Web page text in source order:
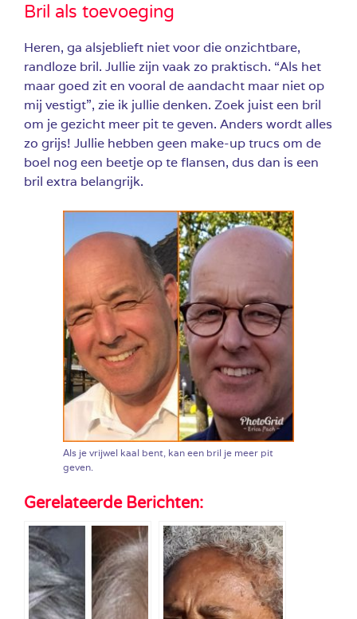
Bril als toevoeging
Heren, ga alsjeblieft niet voor die onzichtbare,
randloze bril. Jullie zijn vaak zo praktisch. “Als het
maar goed zit en vooral de aandacht maar niet op
mij vestigt”, zie ik jullie denken. Zoek juist een bril
om je gezicht meer pit te geven. Anders wordt alles
zo grijs! Jullie hebben geen make-up trucs om de
boel nog een beetje op te flansen, dus dan is een
bril extra belangrijk.
Als je vrijwel kaal bent, kan een bril je meer pit
geven.
Gerelateerde Berichten: